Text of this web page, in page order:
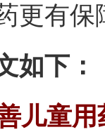
更有保
下：
儿童